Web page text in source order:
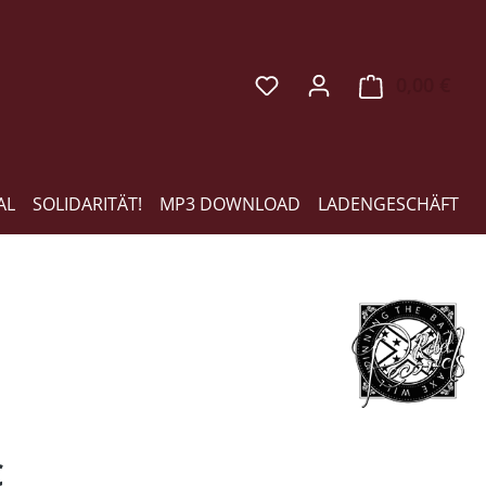
SOLIDARITÄT! MP3 DOWNLOAD LADENGESCHÄFT